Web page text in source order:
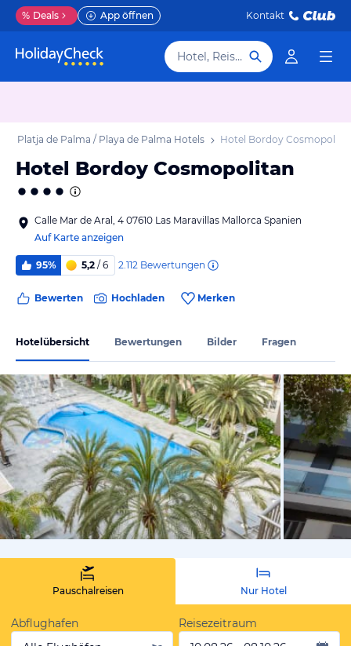
% Deals App öffnen Kontakt
Hotel, Reiseziel
Platja de Palma / Playa de Palma Hotels Hotel Bordoy
Hotel Bordoy Cosmopolitan
Calle Mar de Aral, 4 07610 Las Maravillas Mallorca Spanien
Auf Karte anzeigen
95% 5,2 / 6 2.112 Bewertungen
Bewerten Hochladen Merken
Hotelübersicht Bewertungen Bilder Fragen
vom
Pauschalreisen Nur Hotel
Abflughafen
Reisezeitraum